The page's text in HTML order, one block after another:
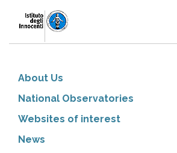
About Us
National Observatories
Websites of interest
News